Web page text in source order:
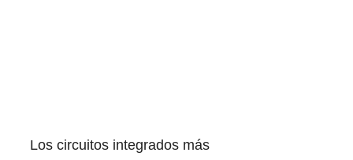
Los circuitos integrados más